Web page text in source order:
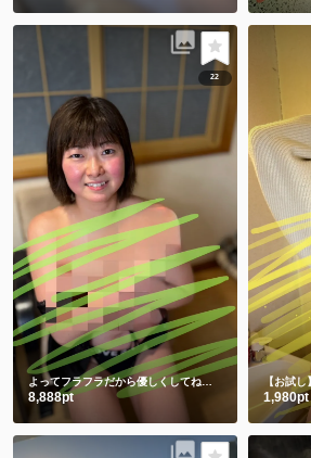
22
よってフラフラだから優しくしてね💕ワキと手ぶらは裸より恥ずかしい🫣
8,888pt 1,980pt